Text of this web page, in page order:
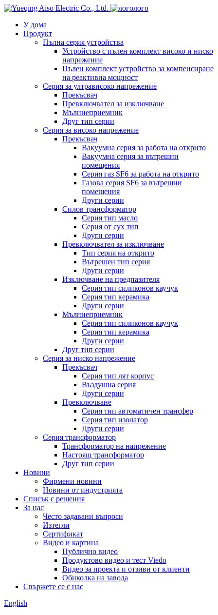
лого
У дома
Продукт
Пълна серия устройства
Устройство с пълен комплект високо и ниско
напрежение
Пълен комплект устройство за компенсиране
на реактивна мощност
Серия за ултрависоко напрежение
Прекъсвач
Превключвател за изключване
Мълниеприемник
Друг тип серии
Серия за високо напрежение
Прекъсвач
Вакуумна серия за работа на открито
Вакуумна серия за вътрешни
помещения
Серия газ SF6 за работа на открито
Газова серия SF6 за вътрешни
помещения
Други серии
Силов трансформатор
Серия тип масло
Серия от сух тип
Други серии
Превключвател за изключване
Тип серия на открито
Вътрешен тип серия
Други серии
Изключване на предпазителя
Серия тип силиконов каучук
Серия тип керамика
Други серии
Мълниеприемник
Серия тип силиконов каучук
Серия тип керамика
Други серии
Друг тип серии
Серия за ниско напрежение
Прекъсвач
Серия тип лят корпус
Въздушна серия
Други серии
Превключване
Серия тип автоматичен трансфер
Серия тип изолатор
Други серии
Серия трансформатор
Трансформатор на напрежение
Настоящ трансформатор
Друг тип серии
Новини
Фирмени новини
Новини от индустрията
Списък с решения
За нас
Често задавани въпроси
Изтегли
Сертификат
Видео и картина
Публично видео
Продуктово видео и тест Viedo
Видео за проекта и отзиви от клиенти
Обиколка на завода
Свържете се с нас
English